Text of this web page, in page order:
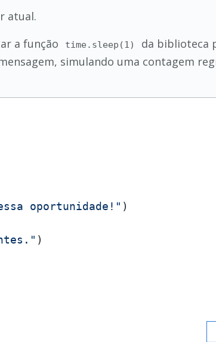
atual.
a função
time.sleep(1) da biblioteca
simulando uma contagem
oportunidade!" )
)